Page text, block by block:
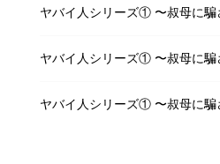
ヤバイ人シリーズ① 〜叔母に
ヤバイ人シリーズ① 〜叔母に
ヤバイ人シリーズ① 〜叔母に